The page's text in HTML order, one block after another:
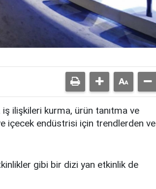
ilişkileri kurma, ürün tanıtma ve
içecek endüstrisi için trendlerden ve
gibi bir dizi yan etkinlik de